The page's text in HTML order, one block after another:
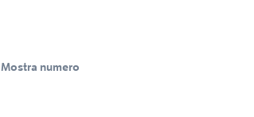
Mostra numero